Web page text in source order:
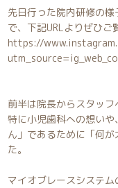
先日行った院内研修の
で、下記URLよりぜひご
https://
前半は院長からスタッフ
特に小児歯科への想い
ん」であるために「何
た。
マイオブレースシステ